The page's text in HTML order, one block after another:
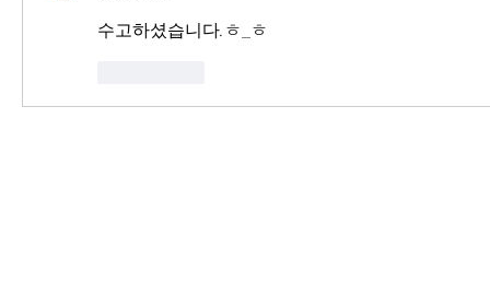
수고하셨습니다.ㅎ_ㅎ